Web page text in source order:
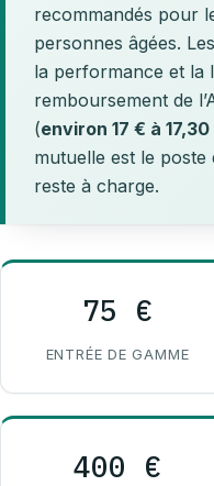
recommandés pour
personnes âgées.
la performance et la
remboursement de
(environ 17 € à 17,30
mutuelle est le
reste à charge.
75 €
ENTRÉE DE GAMME
400 €